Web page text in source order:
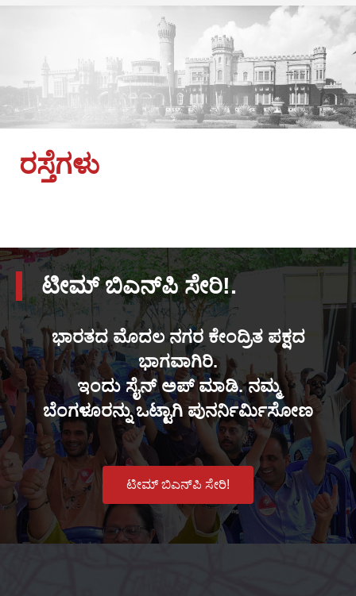
ರಸ್ತೆಗಳು
ಟೀಮ್ ಬಿಎನ್‌ಪಿ ಸೇರಿ!.
ಭಾರತದ ಮೊದಲ ನಗರ ಕೇಂದ್ರಿತ ಪಕ್ಷದ
ಭಾಗವಾಗಿರಿ.
ಇಂದು ಸೈನ್ ಅಪ್ ಮಾಡಿ. ನಮ್ಮ
ಬೆಂಗಳೂರನ್ನು ಒಟ್ಟಾಗಿ ಪುನರ್ನಿರ್ಮಿಸೋಣ
ಟೀಮ್ ಬಿಎನ್‌ಪಿ ಸೇರಿ!